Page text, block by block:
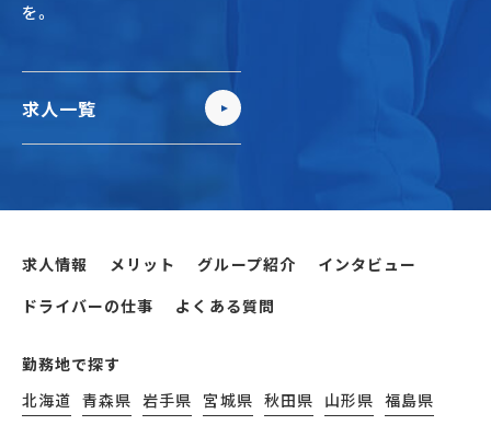
を。
求人一覧
求人情報 メリット グループ紹介
インタビュー
ドライバーの仕事
よくある質問
勤務地で探す
北海道 青森県 岩手県 宮城県 秋田県 山形県 福島県